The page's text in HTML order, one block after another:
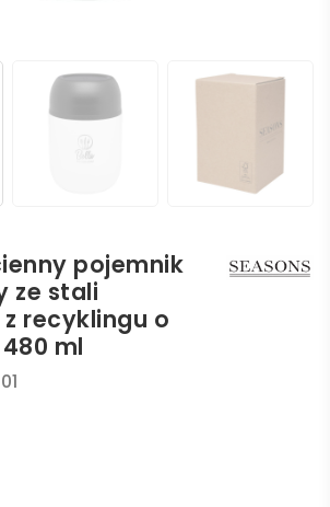
pojemnik
ze stali
recyklingu o
ml